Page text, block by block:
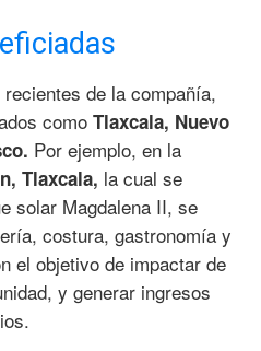
de la compañía,
como Tlaxcala, Nuevo
Por ejemplo, en la
Tlaxcala, la cual se
solar Magdalena II, se
costura, gastronomía y
el objetivo de impactar de
y generar ingresos